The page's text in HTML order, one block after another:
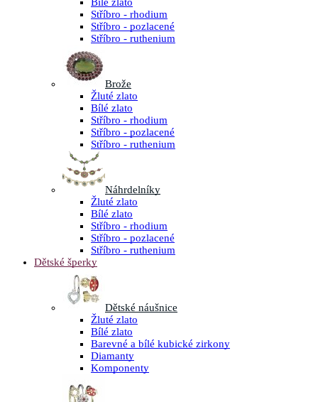
Stříbro - rhodium
Stříbro - pozlacené
Stříbro - ruthenium
Brože
Žluté zlato
Bílé zlato
Stříbro - rhodium
Stříbro - pozlacené
Stříbro - ruthenium
Náhrdelníky
Žluté zlato
Bílé zlato
Stříbro - rhodium
Stříbro - pozlacené
Stříbro - ruthenium
Dětské šperky
Dětské náušnice
Žluté zlato
Bílé zlato
Barevné a bílé kubické zirkony
Diamanty
Komponenty